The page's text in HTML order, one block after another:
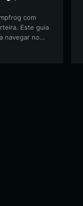
com
Este guia
navegar no
de meme